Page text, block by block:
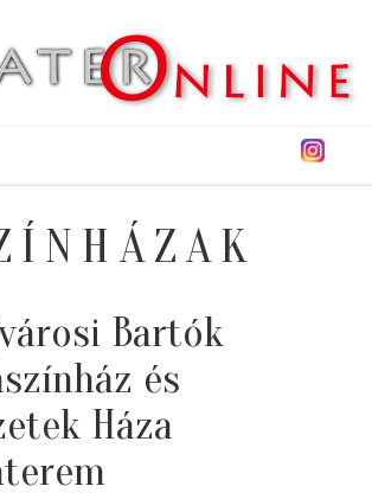
Bartók
és
Háza